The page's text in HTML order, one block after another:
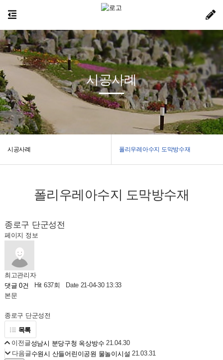
시공사례 폴리우레아수지 도막방수재
시공사례
폴리우레아수지 도막방수재
종로구 단군성전
페이지 정보
최고관리자
댓글 0건
Hit 637회
Date 21-04-30 13:33
본문
종로구 단군성전
목록
이전글성남시 분당구청 옥상방수 21.04.30
다음글수원시 산들어린이공원 물놀이시설 21.03.31